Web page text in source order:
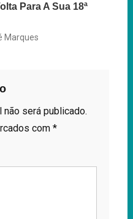
Para A Sua 18ª
Marques
será publicado.
com *